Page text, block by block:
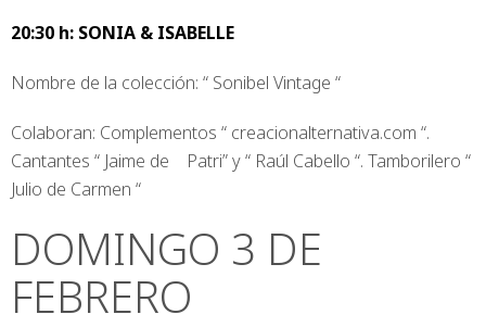
20:30 h: SONIA & ISABELLE
Nombre de la colección: “ Sonibel Vintage “
Colaboran: Complementos “ creacionalternativa.com “.
Cantantes “ Jaime de Patri” y “ Raúl Cabello “. Tamborilero “
Julio de Carmen “
DOMINGO 3 DE
FEBRERO